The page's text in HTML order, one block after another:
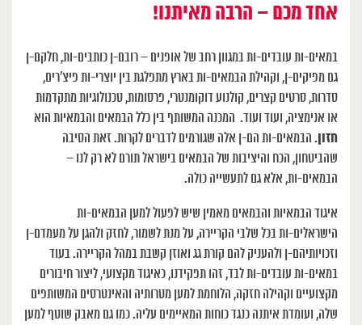
אחד מכם – הרבה מאיתנו!
במאים-ות עובדים-ות במגוון רחב של אופנים – רובם-ן כותבים-ות, חלקם-ן
גם מפיקים-ן, וקהילת הבמאים-ות בארץ מתפלגת בין יוצרי-ות פיצ’רים,
סדרות, סרטים קצרים, קולנוע דוקומנטרי, פרסומות, טכנולוגיות מתקדמות
או אנימציה, ועוד ועוד. המכנה המשותף בין כלל הבמאים והבמאיות הוא
חזון. הבמאים-ות הם-ן אלה שגורמים לדברים לקרות. זאת הסיבה
שהביטחון, הכח והיציבות של הבמאים בישראל תורם לא רק לנו –
הבמאים-ות, אלא גם לתעשייה כולה.
איגוד הבמאיות והבמאים מאמין שיש לפעול למען הבמאים-ות
הישראלים-ות בכל שלבי הקריירה, על מנת לשמור, לחזק ולהגן על מעמדם-ן
וזכויותיהם-ן ולהעניק להם קורת גג ואוזן קשבת במהל הקריירה. בעוד
במאים-ות עובדים-ות לבד, זהו תפקידנו, כאיגוד מקצועי, ליצור חיבורים
מקצועיים וקהילה חזקה, הלוחמת למען מטרותיה והאינטרסים המשותפים
שלה, ועומדת איתנה כנגד כוחות המאיימים עליה. כמו גם מאבק שוטף למען